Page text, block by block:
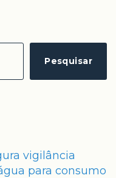
Pesquisar
vigilância
para consumo